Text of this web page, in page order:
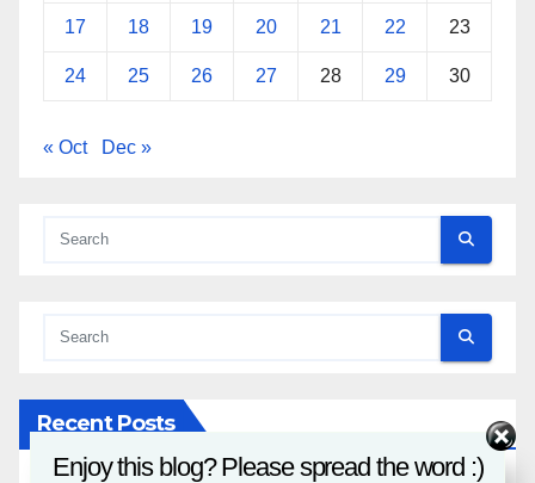
17 18 19 20 21 22 23
24 25 26 27 28 29 30
« Oct Dec »
Recent Posts
Enjoy this blog? Please spread the word :)